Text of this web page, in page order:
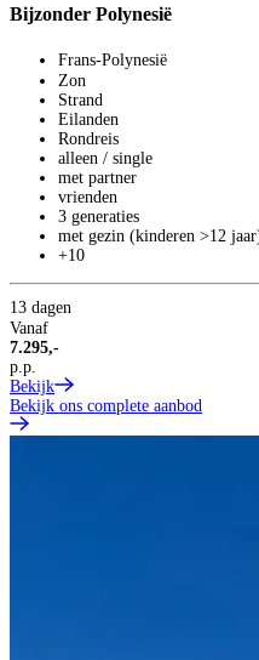
Bijzonder Polynesië
Frans-Polynesië
Zon
Strand
Eilanden
Rondreis
alleen / single
met partner
vrienden
3 generaties
met gezin (kinderen >12
+10
13 dagen
Vanaf
7.295,-
p.p.
Bekijk
Bekijk ons complete aanbod